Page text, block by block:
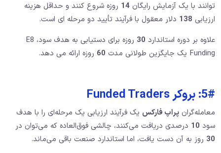
توانند با یک آزمایش رایگان 14 روزه شروع کنند و حداقل هزینه
ارزیابی 138 دلار معقول با فرآیند تأیید دو مرحله ای است.
علاوه بر دوره استاندارد 30
روزه برای دستیابی به هدف سود، E8
Funding یک جایگزین طولانی مدت
60 روزه ارائه می دهد.
5#: بروکر Funded Traders
معامله‌گران پراپ فارکس یک فرآیند ارزیابی یک مرحله‌ای را با هدف
سود 10 درصدی دریافت می‌کنند، چالشی فوق‌العاده که می‌توان در
30 روز به آن دست یافت، اما استاندارد صنعت باقی می‌ماند.